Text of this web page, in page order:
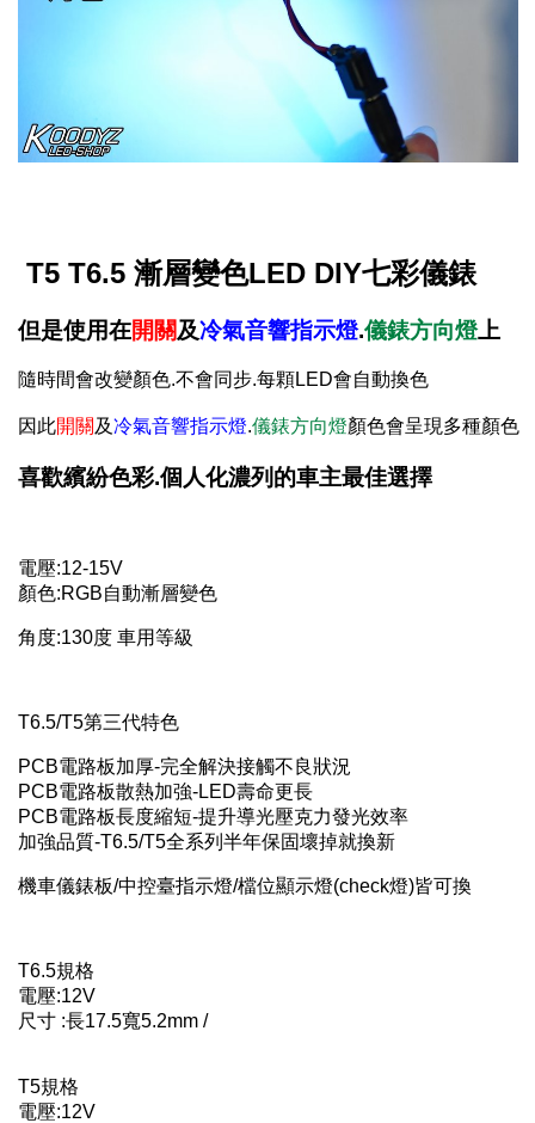
T5 T6.5 漸層變色LED DIY七彩儀錶
但是使用在開關及冷氣音響指示燈.儀錶方向燈上
隨時間會改變顏色.不會同步.每顆LED會自動換色
因此開關 及冷氣音響指示燈.儀錶方向燈顏色會呈現多種顏色
喜歡繽紛色彩.個人化濃列的車主最佳選擇
電壓:12-15V
顏色:RGB自動漸層變色
角度:130度 車用等級
T6.5/T5第三代特色
PCB電路板加厚-完全解決接觸不良狀況
PCB電路板散熱加強-LED壽命更長
PCB電路板長度縮短-提升導光壓克力發光效率
加強品質-T6.5/T5全系列半年保固壞掉就換新
機車儀錶板/中控臺指示燈/檔位顯示燈(check燈)皆可換
T6.5規格
電壓:12V
尺寸 :長17.5寬5.2mm /
T5規格
電壓:12V